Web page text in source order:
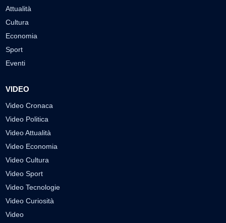
Attualità
Cultura
Economia
Sport
Eventi
VIDEO
Video Cronaca
Video Politica
Video Attualità
Video Economia
Video Cultura
Video Sport
Video Tecnologie
Video Curiosità
Video